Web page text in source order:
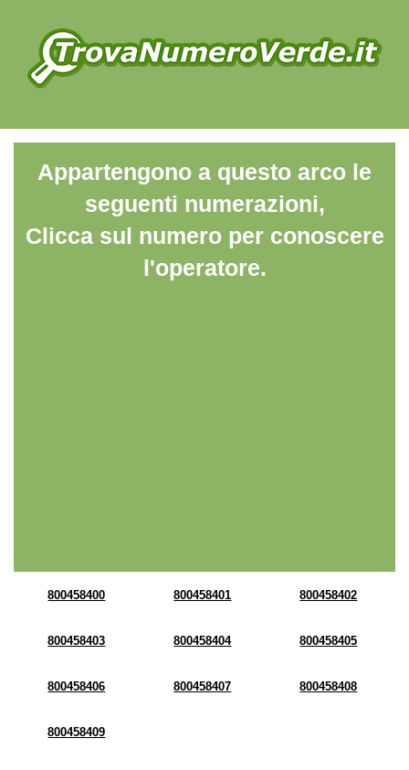
Appartengono a questo arco le
seguenti numerazioni,
Clicca sul numero per conoscere
l'operatore.
800458400 800458401 800458402
800458403 800458404 800458405
800458406 800458407 800458408
800458409